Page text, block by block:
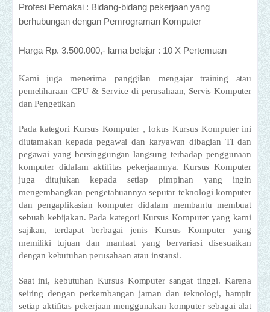
Profesi Pemakai : Bidang-bidang pekerjaan yang
berhubungan dengan Pemrograman Komputer
Harga Rp. 3.500.000,- lama belajar : 10 X Pertemuan
Kami juga menerima panggilan mengajar training atau
pemeliharaan CPU & Service di perusahaan, Servis Komputer
dan Pengetikan
Pada kategori Kursus Komputer , fokus Kursus Komputer ini
diutamakan kepada pegawai dan karyawan dibagian TI dan
pegawai yang bersinggungan langsung terhadap penggunaan
komputer didalam aktifitas pekerjaannya. Kursus Komputer
juga ditujukan kepada setiap pimpinan yang ingin
mengembangkan pengetahuannya seputar teknologi komputer
dan pengaplikasian komputer didalam membantu membuat
sebuah kebijakan. Pada kategori Kursus Komputer yang kami
sajikan, terdapat berbagai jenis Kursus Komputer yang
memiliki tujuan dan manfaat yang bervariasi disesuaikan
dengan kebutuhan perusahaan atau instansi.
Saat ini, kebutuhan Kursus Komputer sangat tinggi. Karena
seiring dengan perkembangan jaman dan teknologi, hampir
setiap aktifitas pekerjaan menggunakan komputer sebagai alat